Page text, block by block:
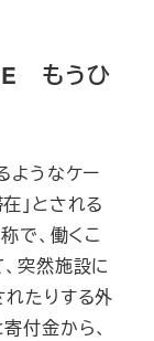
もうひ
ようなケー
」とされる
で、働くこ
突然施設に
たりする外
付金から、